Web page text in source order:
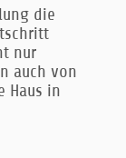
die
nur
auch von
Haus in